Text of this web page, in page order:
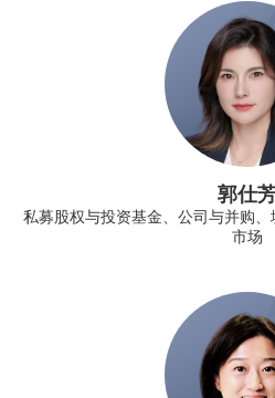
郭仕
私募股权与投资基金、公司与并购
市场